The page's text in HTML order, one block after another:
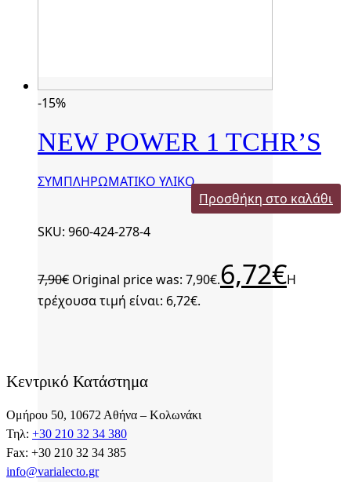
-15%
NEW POWER 1 TCHR’S
ΣΥΜΠΛΗΡΩΜΑΤΙΚΟ ΥΛΙΚΟ
Προσθήκη στο καλάθι
SKU: 960-424-278-4
7,90€ Original price was: 7,90€.6,72€Η
τρέχουσα τιμή είναι: 6,72€.
Κεντρικό Κατάστημα
Ομήρου 50, 10672 Αθήνα – Κολωνάκι
Τηλ: +30 210 32 34 380
Fax: +30 210 32 34 385
info@varialecto.gr